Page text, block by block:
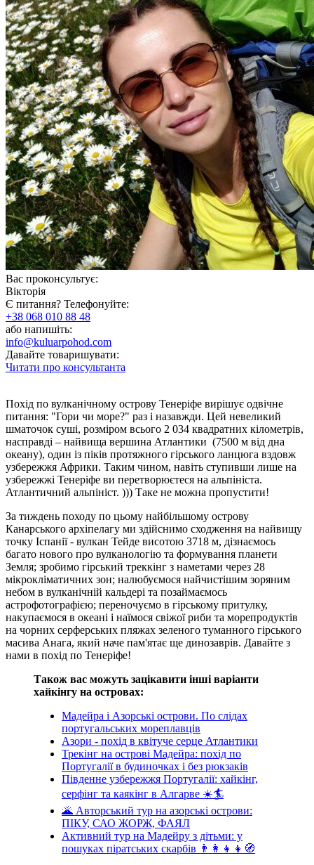
Вас проконсультує:
Вікторія
Є питання? Телефонуйте:
+38 068 010 88 48
або напишіть:
info@kuluarpohod.com
Давайте товаришувати:
Читати про консультанта
Похід по вулканічному острову Тенеріфе вирішує одвічне
питання: "Гори чи море?" раз і назавжди. Цей невеликий
шматочок суші, розміром всього 2 034 квадратних кілометрів,
насправді – найвища вершина Атлантики (7500 м від дна
океану), один із піків протяжного гірського ланцюга вздовж
узбережжя Африки. Таким чином, навіть ступивши лише на
узбережжі Тенеріфе ви перетворюєтеся на альпініста.
Атлантичний альпініст. ))) Таке не можна пропустити!
За тиждень походу по цьому найбільшому острову
Канарського архіпелагу ми здійснимо сходження на найвищу
точку Іспанії - вулкан Тейде висотою 3718 м, дізнаємось
багато нового про вулканологію та формування планети
Земля; зробимо гірський треккінг з наметами через 28
мікрокліматичних зон; налюбуємося найчистішим зоряним
небом в вулканічній кальдері та позаймаємось
астрофотографією; переночуємо в гірському притулку,
накупаємося в океані і наїмося свіжої риби та морепродуктів
на чорних серферських пляжах зеленого туманного гірського
масива Анага, який наче пам'ятає ще динозаврів. Давайте з
нами в похід по Тенеріфе!
Також вас можуть зацікавити інші варіанти
хайкінгу на островах:
Мадейра і Азорські острови. По слідах
португальських мореплавців
Азори - похід в квітуче серце Атлантики
Трекінг на острові Мадейра: похід по
Португалії в будиночках і без рюкзаків
Південне узбережжя Португалії: хайкінг,
серфінг та каякінг в Алгарве ☀️🏄
🌋 Авторський тур на азорські острови:
ПІКУ, САО ЖОРЖ, ФАЯЛ
Активний тур на Мадейру з дітьми: у
пошуках піратських скарбів 👨‍👩‍👧‍👧🧭